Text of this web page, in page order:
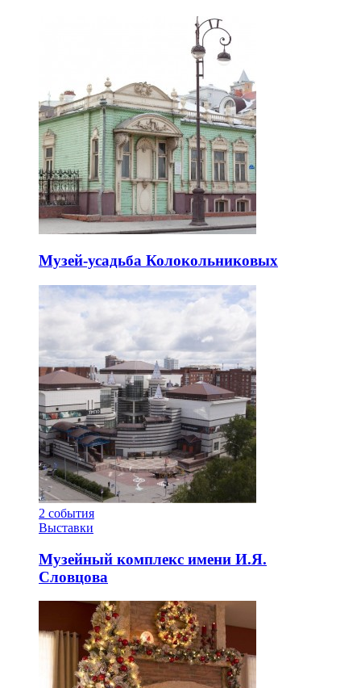
Музей-усадьба Колокольниковых
2 события
Выставки
Музейный комплекс имени И.Я.
Словцова